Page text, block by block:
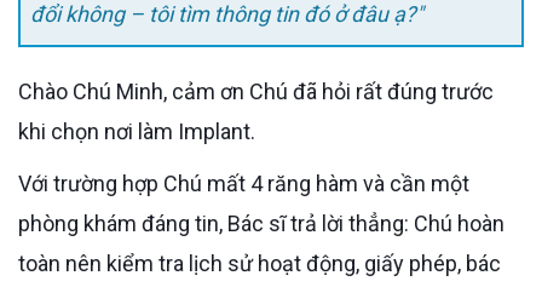
đổi không – tôi tìm thông tin đó ở đâu ạ?"
Chào Chú Minh, cảm ơn Chú đã hỏi rất đúng trước
khi chọn nơi làm Implant.
Với trường hợp Chú mất 4 răng hàm và cần một
phòng khám đáng tin, Bác sĩ trả lời thẳng: Chú hoàn
toàn nên kiểm tra lịch sử hoạt động, giấy phép, bác